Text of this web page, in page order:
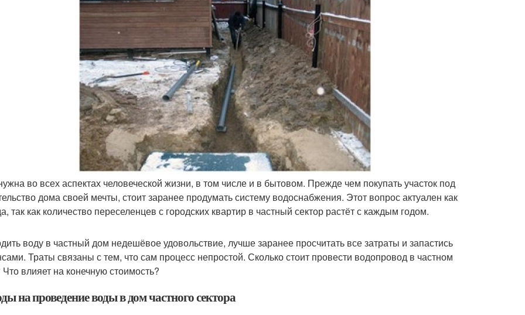
во всех аспектах человеческой жизни, в том числе и в бытовом. Прежде чем покупать участок под
дома своей мечты, стоит заранее продумать систему водоснабжения. Этот вопрос актуален как
так как количество переселенцев с городских квартир в частный сектор растёт с каждым годом.
воду в частный дом недешёвое удовольствие, лучше заранее просчитать все затраты и запастись
Траты связаны с тем, что сам процесс непростой. Сколько стоит провести водопровод в частном
влияет на конечную стоимость?
на проведение воды в дом частного сектора